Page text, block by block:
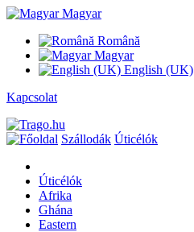
Magyar
Română
Magyar
English (UK)
Kapcsolat
Szállodák Úticélók
Úticélók
Afrika
Ghána
Eastern